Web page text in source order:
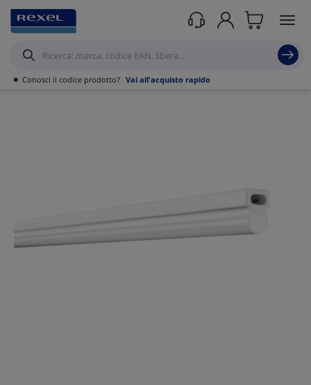
• Conosci il codice prodotto? Vai all'acquisto rapido
Prodotti /Illuminazione Illuminazione per interni/ Sottopensili /